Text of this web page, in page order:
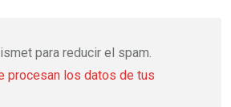
para reducir el spam.
procesan los datos de tus